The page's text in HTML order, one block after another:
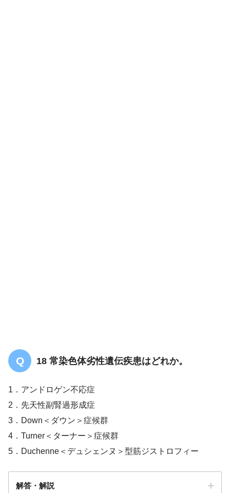
18 常染色体劣性遺伝疾患はどれか。
1．アンドロゲン不応症
2．先天性副腎過形成症
3．Down＜ダウン＞症候群
4．Turner＜ターナー＞症候群
5．Duchenne＜デュシェンヌ＞型筋ジストロフィー
解答・解説